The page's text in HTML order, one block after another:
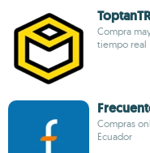
ToptanTR
Compra
tiempo real
Compras
Ecuador